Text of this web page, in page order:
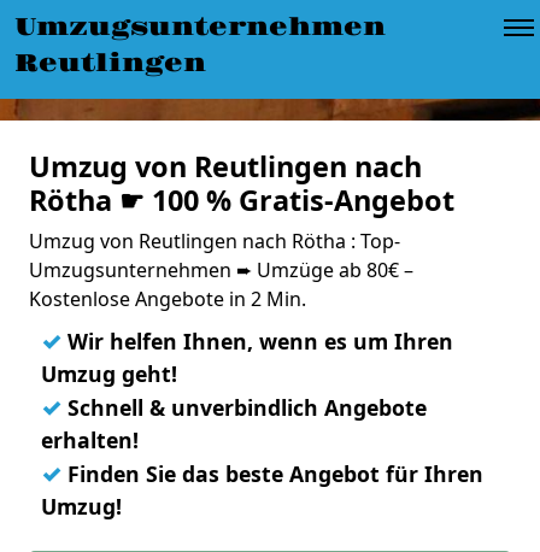
Umzugsunternehmen
Reutlingen
Umzug von Reutlingen nach
Rötha ☛ 100 % Gratis-Angebot
Umzug von Reutlingen nach Rötha : Top-
Umzugsunternehmen ➨ Umzüge ab 80€ –
Kostenlose Angebote in 2 Min.
✓ Wir helfen Ihnen, wenn es um Ihren
Umzug geht!
✓ Schnell & unverbindlich Angebote
erhalten!
✓ Finden Sie das beste Angebot für Ihren
Umzug!